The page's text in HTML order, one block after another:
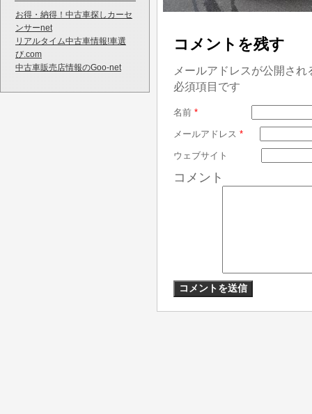
お得・納得！中古車探しカーセ
ンサーnet
リアルタイム中古車情報!車選
び.com
中古車販売店情報のGoo-net
コメントを残す
メールアドレスが公開さ
必須項目です
名前 *
メールアドレス *
ウェブサイト
コメント